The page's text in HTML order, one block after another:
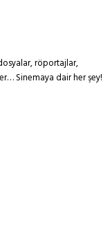
röportajlar,
Sinemaya dair her şey!